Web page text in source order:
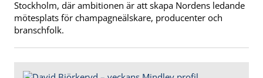
Stockholm, där ambitionen är att skapa Nordens ledande
mötesplats för champagneälskare, producenter och
branschfolk.